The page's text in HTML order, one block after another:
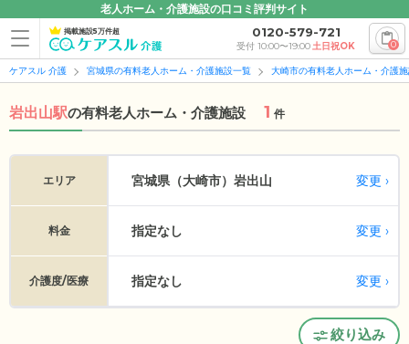
老人ホーム・介護施設の口コミ評判サイト
掲載施設5万件超 0120-579-721
受付 10:00〜19:00土日祝OK 0
ケアスル 介護 宮城県の有料老人ホーム・介護施設一覧 大崎市の有料老人ホーム・介護
岩出山駅の有料老人ホーム・介護施設 1 件
エリア 宮城県（大崎市） 岩出山 変更
料金 指定なし 変更
介護度/医療 指定なし 変更
絞り込み